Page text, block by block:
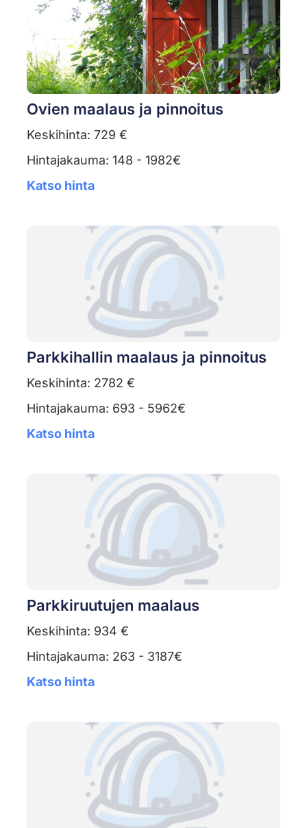
Ovien maalaus ja pinnoitus
Keskihinta: 729 €
Hintajakauma: 148 - 1982€
Katso hinta
Parkkihallin maalaus ja pinnoitus
Keskihinta: 2782 €
Hintajakauma: 693 - 5962€
Katso hinta
Parkkiruutujen maalaus
Keskihinta: 934 €
Hintajakauma: 263 - 3187€
Katso hinta